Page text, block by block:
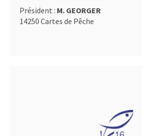
Président : M. GEORGER
14250 Cartes de Pêche